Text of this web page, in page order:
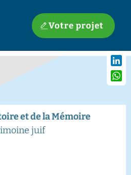
Votre projet
et de la Mémoire
juif